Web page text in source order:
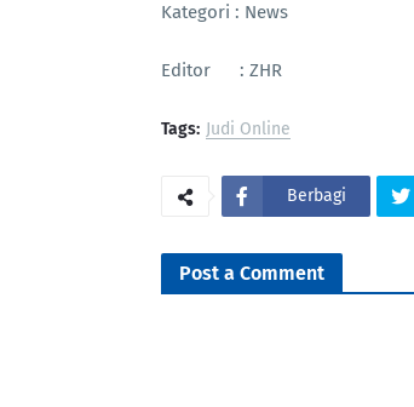
Kategori : News
Editor : ZHR
Tags: Judi Online
Berbagi
Post a Comment